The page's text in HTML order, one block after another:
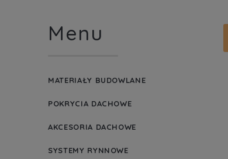
Menu
MATERIAŁY BUDOWLANE
POKRYCIA DACHOWE
AKCESORIA DACHOWE
SYSTEMY RYNNOWE